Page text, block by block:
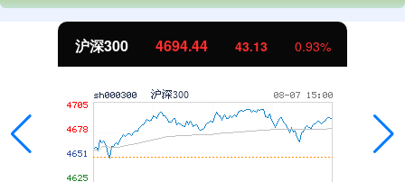
沪深300 4694.44 43.13 0.93%